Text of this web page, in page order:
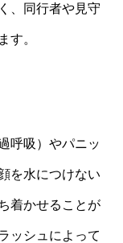
、同行者や見守
す。
呼吸）やパニッ
を水につけない
着かせることが
ッシュによって